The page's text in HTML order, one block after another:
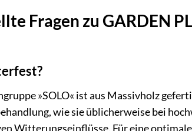
Fragen zu GARDEN
»SOLO« ist aus Massivholz
wie sie üblicherweise bei
Witterungseinflüsse. Für eine